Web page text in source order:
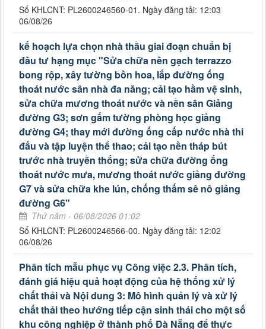
Số KHLCNT: PL2600246560-01. Ngày đăng tải: 12:03
06/08/26
kế hoạch lựa chọn nhà thầu giai đoạn chuẩn bị
đầu tư hạng mục "Sửa chữa nền gạch terrazzo
bong rộp, xây tường bồn hoa, lắp đường ống
thoát nước sân nhà đa năng; cải tạo hầm vệ sinh,
sửa chữa mương thoát nước và nền sân Giảng
đường G3; sơn gấm tường phòng học giảng
đường G4; thay mới đường ống cấp nước nhà thi
đấu và tập luyện thể thao; cải tạo nền tháp bút
trước nhà truyền thống; sửa chữa đường ống
thoát nước mưa, mương thoát nước giảng đường
G7 và sửa chữa khe lún, chống thấm sê nô giảng
đường G6"
Thứ năm - 06/08/2026 01:02
Số KHLCNT: PL2600246566-00. Ngày đăng tải: 12:02
06/08/26
Phân tích mẫu phục vụ Công việc 2.3. Phân tích,
đánh giá hiệu quả hoạt động của hệ thống xử lý
chất thải và Nội dung 3: Mô hình quản lý và xử lý
chất thải theo hướng tiếp cận sinh thái cho một số
khu công nghiệp ở thành phố Đà Nẵng để thực